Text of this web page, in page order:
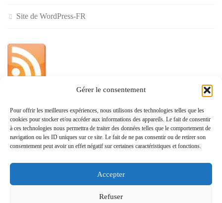
Gérer le consentement
Pour offrir les meilleures expériences, nous utilisons des technologies telles que les
cookies pour stocker et/ou accéder aux informations des appareils. Le fait de consentir
à ces technologies nous permettra de traiter des données telles que le comportement de
navigation ou les ID uniques sur ce site. Le fait de ne pas consentir ou de retirer son
consentement peut avoir un effet négatif sur certaines caractéristiques et fonctions.
Accepter
Refuser
Site de WordPress-FR
»
Politique de confidentialité
www.monvoisin.xyz © 2026. Tous droits réservés.